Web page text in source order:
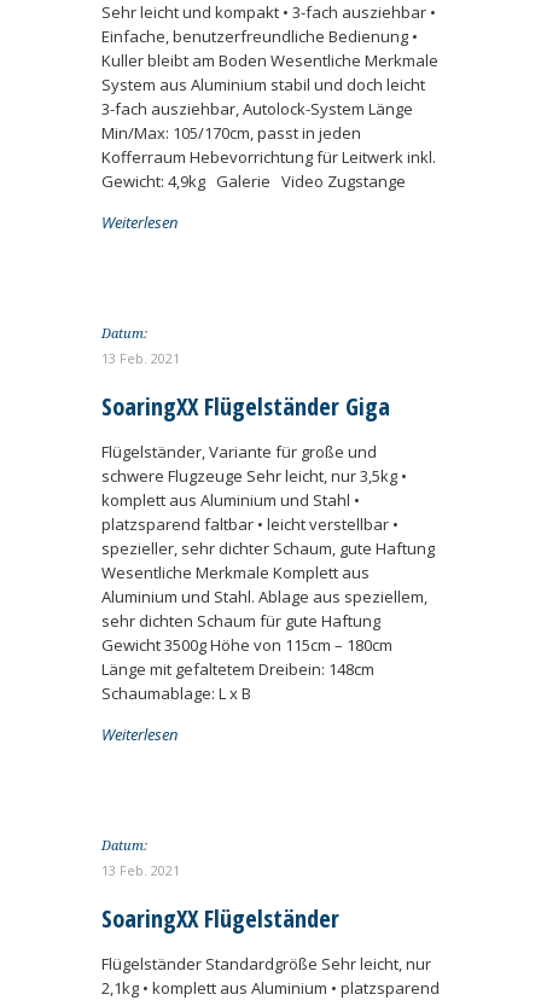
Sehr leicht und kompakt • 3-fach ausziehbar •
Einfache, benutzerfreundliche Bedienung •
Kuller bleibt am Boden Wesentliche Merkmale
System aus Aluminium stabil und doch leicht
3-fach ausziehbar, Autolock-System Länge
Min/Max: 105/170cm, passt in jeden
Kofferraum Hebevorrichtung für Leitwerk inkl.
Gewicht: 4,9kg Galerie Video Zugstange
Weiterlesen
Datum:
13 Feb. 2021
SoaringXX Flügelständer Giga
Flügelständer, Variante für große und
schwere Flugzeuge Sehr leicht, nur 3,5kg •
komplett aus Aluminium und Stahl •
platzsparend faltbar • leicht verstellbar •
spezieller, sehr dichter Schaum, gute Haftung
Wesentliche Merkmale Komplett aus
Aluminium und Stahl. Ablage aus speziellem,
sehr dichten Schaum für gute Haftung
Gewicht 3500g Höhe von 115cm – 180cm
Länge mit gefaltetem Dreibein: 148cm
Schaumablage: L x B
Weiterlesen
Datum:
13 Feb. 2021
SoaringXX Flügelständer
Flügelständer Standardgröße Sehr leicht, nur
2,1kg • komplett aus Aluminium • platzsparend